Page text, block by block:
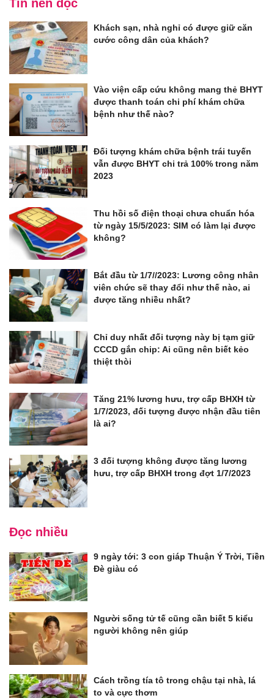
Tin nên đọc
Khách sạn, nhà nghỉ có được giữ căn
cước công dân của khách?
Vào viện cấp cứu không mang thẻ BHYT
được thanh toán chi phí khám chữa
bệnh như thế nào?
Đối tượng khám chữa bệnh trái tuyến
vẫn được BHYT chi trả 100% trong năm
2023
Thu hồi số điện thoại chưa chuẩn hóa
từ ngày 15/5/2023: SIM có làm lại được
không?
Bắt đầu từ 1/7//2023: Lương công nhân
viên chức sẽ thay đổi như thế nào, ai
được tăng nhiều nhất?
Chỉ duy nhất đối tượng này bị tạm giữ
CCCD gắn chip: Ai cũng nên biết kẻo
thiệt thòi
Tăng 21% lương hưu, trợ cấp BHXH từ
1/7/2023, đối tượng được nhận đầu tiên
là ai?
3 đối tượng không được tăng lương
hưu, trợ cấp BHXH trong đợt 1/7/2023
Đọc nhiều
9 ngày tới: 3 con giáp Thuận Ý Trời, Tiền
Đè giàu có
Người sống tử tế cũng cần biết 5 kiểu
người không nên giúp
Cách trồng tía tô trong chậu tại nhà, lá
to và cực thơm